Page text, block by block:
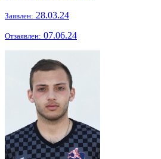
Заявлен: 28.03.24
Отзаявлен: 07.06.24